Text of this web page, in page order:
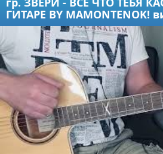
ГИТАРЕ BY MAMONTENOK!